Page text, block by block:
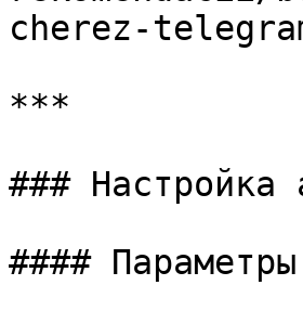
cherez-
***
### Настройка
####